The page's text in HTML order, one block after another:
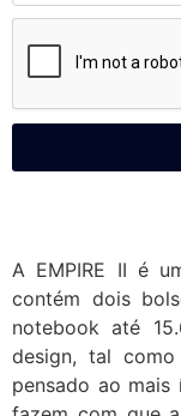
A EMPIRE II é
contém dois
notebook até
design, tal
pensado ao